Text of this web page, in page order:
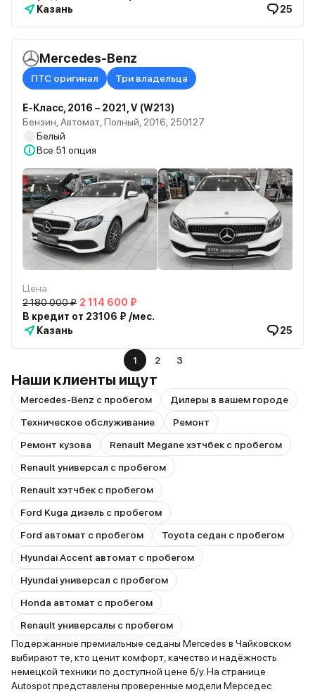
Казань
25
Mercedes-Benz
ПТС оригинал Три владельца
E-Класс, 2016 – 2021, V (W213)
Бензин, Автомат, Полный, 2016, 250127
Белый
Все 51 опция
Цена
2 180 000 ₽ 2 114 600 ₽
В кредит от 23106 ₽ /мес.
Казань
25
1 2 3
Наши клиенты ищут
Mercedes-Benz с пробегом
Дилеры в вашем городе
Техническое обслуживание
Ремонт
Ремонт кузова
Renault Megane хэтчбек с пробегом
Renault универсал с пробегом
Renault хэтчбек с пробегом
Ford Kuga дизель с пробегом
Ford автомат с пробегом
Toyota седан с пробегом
Hyundai Accent автомат с пробегом
Hyundai универсал с пробегом
Honda автомат с пробегом
Renault универсалы с пробегом
Подержанные премиальные седаны Mercedes в Чайковском
выбирают те, кто ценит комфорт, качество и надёжность
немецкой техники по доступной цене б/у. На странице
Autospot представлены проверенные модели Мерседес